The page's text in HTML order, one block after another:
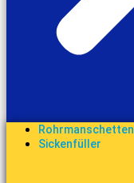
Rohrmanschetten
Sickenfüller